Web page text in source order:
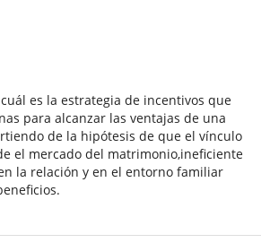
es la estrategia de incentivos que
para alcanzar las ventajas de una
de la hipótesis de que el vínculo
el mercado del matrimonio,ineficiente
la relación y en el entorno familiar